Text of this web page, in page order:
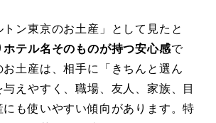
トン東京のお土産」として見たと
ホテル名そのものが持つ安心感で
土産は、相手に「きちんと選ん
えやすく、職場、友人、家族、目
にも使いやすい傾向があります。特